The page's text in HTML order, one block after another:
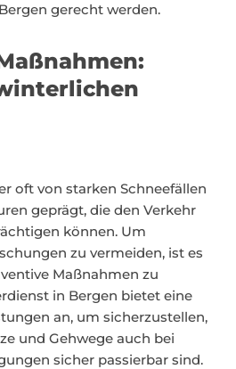
gerecht werden.
oft von starken Schneefällen
geprägt, die den Verkehr
können. Um
zu vermeiden, ist es
Maßnahmen zu
in Bergen bietet eine
an, um sicherzustellen,
und Gehwege auch bei
sicher passierbar sind.